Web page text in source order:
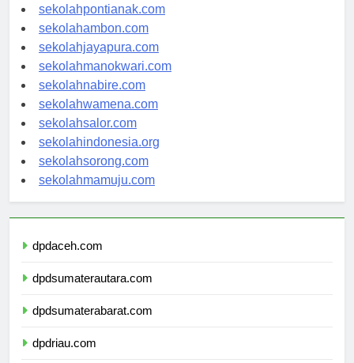
sekolahbanjarbaru.com
sekolahpontianak.com
sekolahambon.com
sekolahjayapura.com
sekolahmanokwari.com
sekolahnabire.com
sekolahwamena.com
sekolahsalor.com
sekolahindonesia.org
sekolahsorong.com